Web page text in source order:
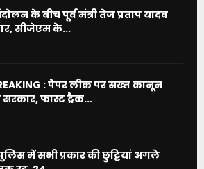
के बीच पूर्व मंत्री तेज प्रताप यादव
सीजेएम के...
: पेपर लीक पर सख्त कानून
फास्ट ट्रैक...
में सभी प्रकार की छुट्टियां अगले